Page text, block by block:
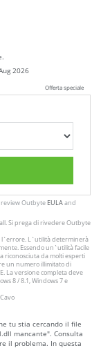
2026
Offerta speciale
review Outbyte EULAand
. Si prega di rivedere Outbyte
l`errore. L`utilità determinerà
Essendo un`utilità facile
riconosciuta da molti esperti
un numero illimitato di
La versione completa deve
8 / 8.1, Windows 7 e
tu stia cercando il file
mancante". Consulta
il problema. In questa